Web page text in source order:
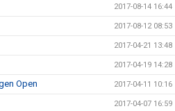
2017-08-14 16:44
2017-08-12 08:53
2017-04-21 13:48
2017-04-19 14:28
Open 2017-04-11 10:16
2017-04-07 16:59